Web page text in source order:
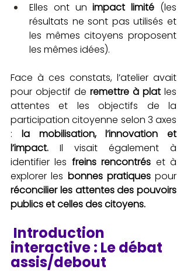
Elles ont un impact limité (les
résultats ne sont pas utilisés et
les mêmes citoyens proposent
les mêmes idées).
Face à ces constats, l’atelier avait
pour objectif de remettre à plat les
attentes et les objectifs de la
participation citoyenne selon 3 axes
: la mobilisation, l’innovation et
l’impact. Il visait également à
identifier les freins rencontrés et à
explorer les bonnes pratiques
réconcilier les attentes des pouvoirs
publics et celles des citoyens.
Introduction
interactive : Le débat
assis/debout